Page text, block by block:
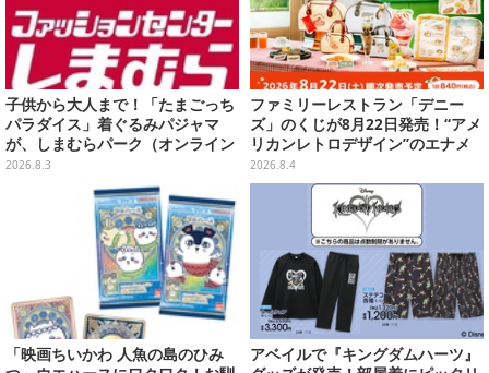
子供から大人まで！「たまごっち
パラダイス」着ぐるみパジャマ
が、しまむらパーク（オンライン
ストア）にて受注生産
2026.8.3
ファミリーレストラン「デニー
ズ」のくじが8月22日発売！“アメ
リカンレトロデザイン”のエナメ
ルバッグやTシャツなど、日常使
いできるグッズを用意
2026.8.4
「映画ちいかわ 人魚の島のひみ
アベイルで『キングダムハーツ』